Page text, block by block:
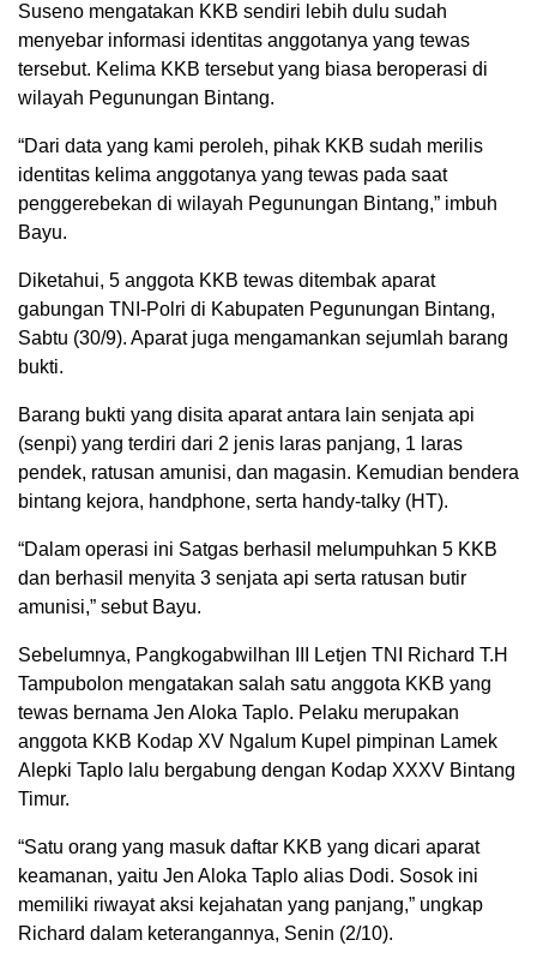
Suseno mengatakan KKB sendiri lebih dulu sudah
menyebar informasi identitas anggotanya yang tewas
tersebut. Kelima KKB tersebut yang biasa beroperasi di
wilayah Pegunungan Bintang.
“Dari data yang kami peroleh, pihak KKB sudah merilis
identitas kelima anggotanya yang tewas pada saat
penggerebekan di wilayah Pegunungan Bintang,” imbuh
Bayu.
Diketahui, 5 anggota KKB tewas ditembak aparat
gabungan TNI-Polri di Kabupaten Pegunungan Bintang,
Sabtu (30/9). Aparat juga mengamankan sejumlah barang
bukti.
Barang bukti yang disita aparat antara lain senjata api
(senpi) yang terdiri dari 2 jenis laras panjang, 1 laras
pendek, ratusan amunisi, dan magasin. Kemudian bendera
bintang kejora, handphone, serta handy-talky (HT).
“Dalam operasi ini Satgas berhasil melumpuhkan 5 KKB
dan berhasil menyita 3 senjata api serta ratusan butir
amunisi,” sebut Bayu.
Sebelumnya, Pangkogabwilhan III Letjen TNI Richard T.H
Tampubolon mengatakan salah satu anggota KKB yang
tewas bernama Jen Aloka Taplo. Pelaku merupakan
anggota KKB Kodap XV Ngalum Kupel pimpinan Lamek
Alepki Taplo lalu bergabung dengan Kodap XXXV Bintang
Timur.
“Satu orang yang masuk daftar KKB yang dicari aparat
keamanan, yaitu Jen Aloka Taplo alias Dodi. Sosok ini
memiliki riwayat aksi kejahatan yang panjang,” ungkap
Richard dalam keterangannya, Senin (2/10).